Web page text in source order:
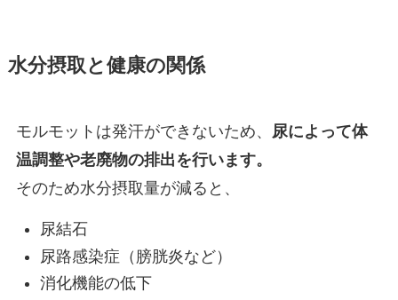
水分摂取と健康の関係
モルモットは発汗ができないため、
尿によって体
温調整や老廃物の排出を行います。
そのため水分摂取量が減ると、
尿結石
尿路感染症（膀胱炎など）
消化機能の低下